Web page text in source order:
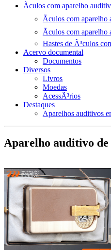
Ãculos com aparelho
Ãculos com
Ãculos com
Hastes de Ã³culos
Acervo documental
Documentos
Diversos
Livros
Moedas
AcessÃ³rios
Destaques
Aparelhos auditivos
Aparelho auditivo